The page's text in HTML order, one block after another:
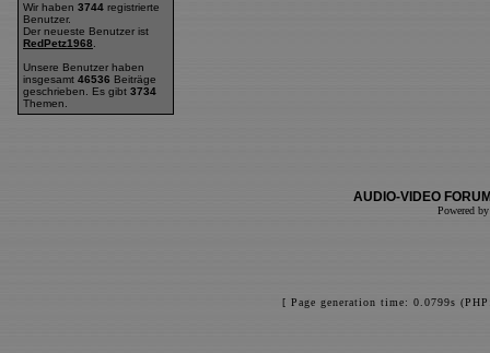
Wir haben 3744 registrierte
Benutzer.
Der neueste Benutzer ist
RedPetz1968
Unsere Benutzer haben
insgesamt 46536 Beiträge
geschrieben. Es gibt 3734
Themen.
AUDIO-VIDEO
Powered
[ Page generation time: 0.0799s